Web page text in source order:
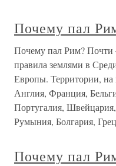
Почему пал
Почему пал Рим? Почти
правила землями в
Европы. Территории, на
Англия, Франция,
Португалия,
Румыния, Болгария,
Почему пал